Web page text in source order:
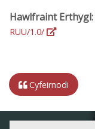
Hawlfraint Erthygl:
RUU/1.0/
Cyfeirnodi